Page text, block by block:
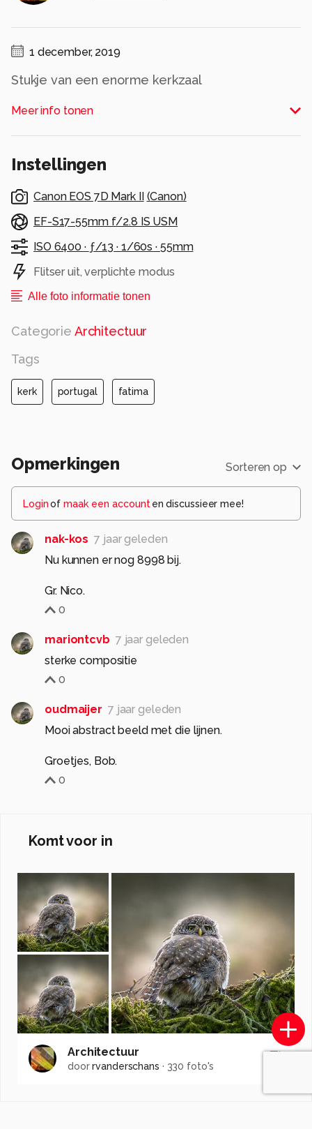
1 december, 2019
Stukje van een enorme kerkzaal
Alle rechten voorbehouden
Meer info tonen
Instellingen
Canon EOS 7D Mark II (Canon)
EF-S17-55mm f/2.8 IS USM
ISO 6400 · ƒ/13 · 1/60s · 55mm
Flitser uit, verplichte modus
Alle foto informatie tonen
Categorie Architectuur
Tags
kerk portugal fatima
Opmerkingen Sorteren op
Loginof maak een account en discussieer mee!
nak-kos 7 jaar geleden
Nu kunnen er nog 8998 bij.
Gr. Nico.
0
mariontcvb 7 jaar geleden
sterke compositie
0
oudmaijer 7 jaar geleden
Mooi abstract beeld met die lijnen.
Groetjes, Bob.
0
Komt voor in
Architectuur
doorrvanderschans · 330 foto's